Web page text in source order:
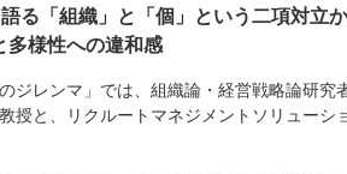
る「組織」と「個」という二項対立
様性への違和感
ジレンマ」では、組織論・経営戦略論研究
授と、リクルートマネジメントソリューシ